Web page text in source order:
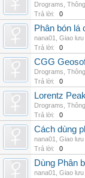
Drograms
Trả lời:
0
Phân bón lá
nana01
Giao lưu
Trả lời:
0
CGG
Drograms
Trả lời:
0
Lorentz
Drograms
Trả lời:
0
Cách dùng
nana01
Giao lưu
Trả lời:
0
Dùng Phân
nana01
Giao lưu